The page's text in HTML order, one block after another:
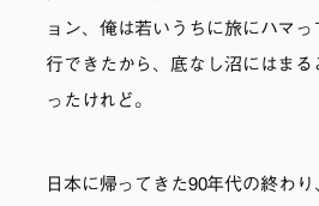
ョン、俺は若いうちに旅にハマ
行できたから、底なし沼にはま
ったけれど。
日本に帰ってきた90年代の終わ